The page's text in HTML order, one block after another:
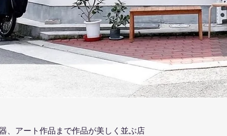
、アート作品まで作品が美しく並ぶ店